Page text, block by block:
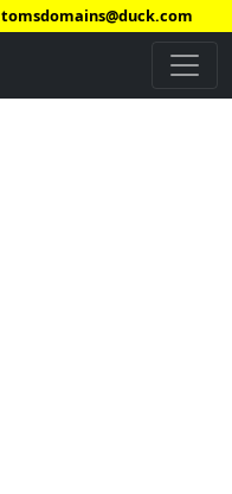
tomsdomains@duck.com